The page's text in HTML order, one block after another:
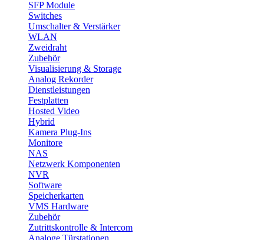
SFP Module
Switches
Umschalter & Verstärker
WLAN
Zweidraht
Zubehör
Visualisierung & Storage
Analog Rekorder
Dienstleistungen
Festplatten
Hosted Video
Hybrid
Kamera Plug-Ins
Monitore
NAS
Netzwerk Komponenten
NVR
Software
Speicherkarten
VMS Hardware
Zubehör
Zutrittskontrolle & Intercom
Analoge Türstationen